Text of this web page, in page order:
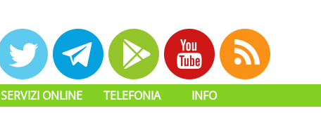
SERVIZI ONLINE TELEFONIA INFO